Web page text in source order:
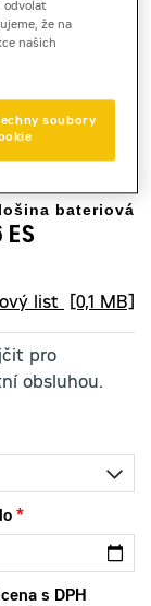
bateriová
ES
list [0,1 MB]
pro
obsluhou.
s DPH
odvolat
že na
našich
soubory